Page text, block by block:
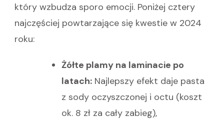
który wzbudza sporo emocji. Poniżej cztery
najczęściej powtarzające się kwestie w 2024
roku:
Żółte plamy na laminacie po
latach: Najlepszy efekt daje pasta
z sody oczyszczonej i octu (koszt
ok. 8 zł za cały zabieg),